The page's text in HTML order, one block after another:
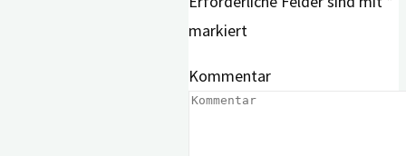
markiert
Kommentar